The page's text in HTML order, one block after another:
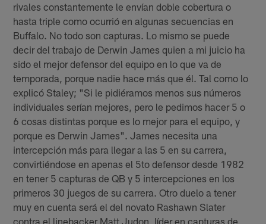
rivales constantemente le envían doble cobertura o
hasta triple como ocurrió en algunas secuencias en
Buffalo. No todo son capturas. Lo mismo se puede
decir del trabajo de Derwin James quien a mi juicio ha
sido el mejor defensor del equipo en lo que va de
temporada, porque nadie hace más que él. Tal como lo
explicó Staley; "Si le pidiéramos menos sus números
individuales serían mejores, pero le pedimos hacer 5 o
6 cosas distintas porque es lo mejor para el equipo, y
porque es Derwin James". James necesita una
intercepción más para llegar a las 5 en su carrera,
convirtiéndose en apenas el 5to defensor desde 1982
en tener 5 capturas de QB y 5 intercepciones en los
primeros 30 juegos de su carrera. Otro duelo a tener
muy en cuenta será el del novato Rashawn Slater
contra el linebacker Matt Judon, líder en capturas de